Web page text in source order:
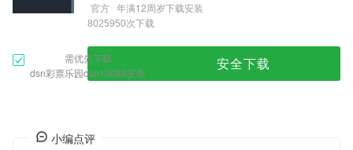
官方 年满12周岁下载安装
8025950次下载
需优先下载
dsn彩票乐园dsn10086安装
安全下载
小编点评